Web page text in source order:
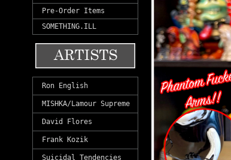
Pre-Order Items
SOMETHING.ILL
Ron English
MISHKA/Lamour Supreme
David Flores
Frank Kozik
Suicidal Tendencies